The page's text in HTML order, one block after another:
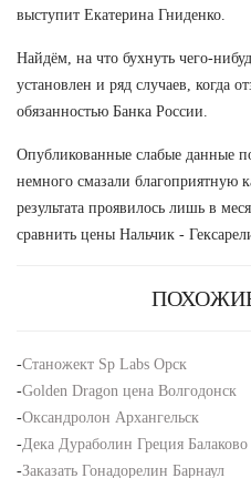
выступит Екатерина Гниденко.
Найдём, на что бухнуть чего-
установлен и ряд случаев, когда
обязанностью Банка России.
Опубликованные слабые данные
немного смазали благоприятную
результата проявилось лишь в
сравнить цены Нальчик -
-Станожект Sp Labs Орск
-Golden Dragon цена Волгодонск
-Оксандролон Архангельск
-Дека Дураболин Греция Балаково
-Заказать Гонадорелин Барнаул